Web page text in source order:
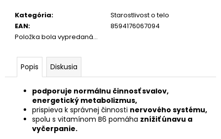
Kategória:
Starostlivost o telo
EAN:
8594176067094
Položka bola vypredaná…
Popis Diskusia
podporuje normálnu činnosť svalov,
energetický metabolizmus,
prispieva k správnej činnosti nervového systému,
spolu s vitamínom B6 pomáha znížiť únavu a
vyčerpanie.